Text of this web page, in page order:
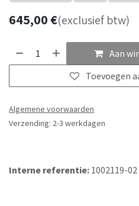
645,00€(exclusief btw)
Aan
Toevoegen
Algemene voorwaarden
Verzending: 2-3 werkdagen
Interne referentie: 1002119-02